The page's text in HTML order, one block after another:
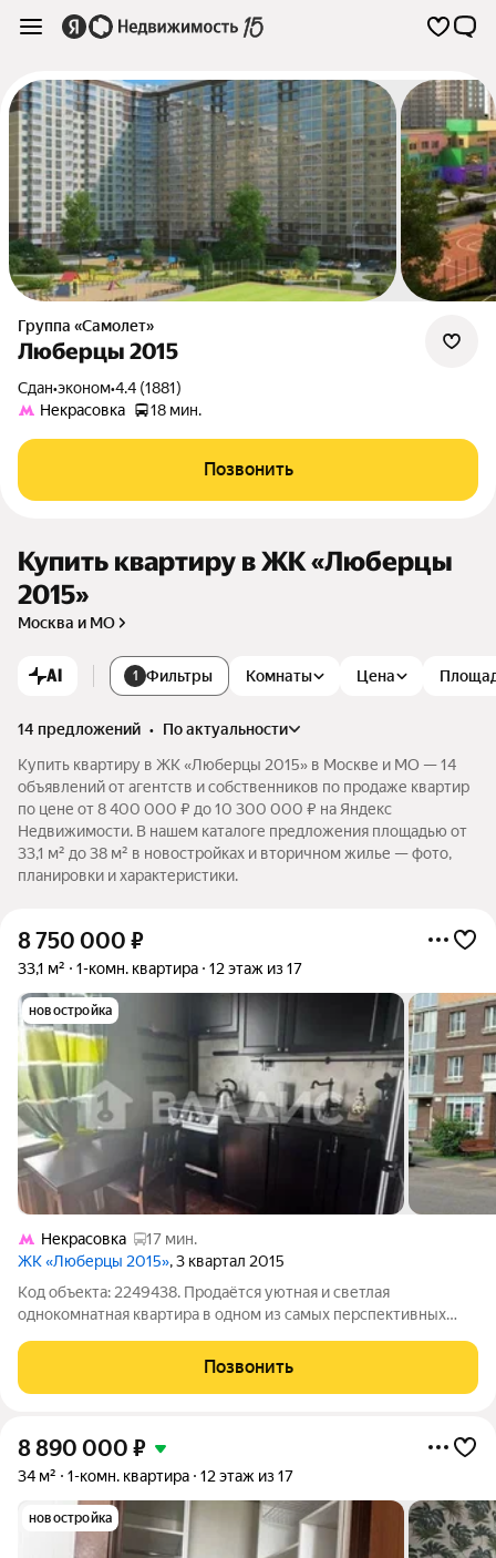
Группа «Самолет»
Люберцы 2015
Сдан•эконом•4.4 (1881)
Некрасовка
18 мин.
Позвонить
Купить квартиру в ЖК «Люберцы
2015»
Москва и МО
AI 1 Фильтры Комнаты Цена
14 предложений •
по актуальности
Купить квартиру в ЖК «Люберцы 2015» в Москве и МО — 14
объявлений от агентств и собственников по продаже квартир
по цене от 8 400 000 ₽ до 10 300 000 ₽ на Яндекс
Недвижимости. В нашем каталоге предложения площадью от
33,1 м² до 38 м² в новостройках и вторичном жилье — фото,
планировки и характеристики.
8 750 000 ₽
33,1 м² 1-комн. квартира 12 этаж из 17
новостройка
Некрасовка
17 мин.
ЖК «Люберцы 2015», 3 квартал 2015
Код объекта: 2249438. Продаётся уютная и светлая
однокомнатная квартира в одном из самых перспективных
этаже 17-этажного монолитного дома, построенного в 2015
году. Здесь вас порадует
Позвонить
8 890 000 ₽
34 м² 1-комн. квартира 12 этаж из 17
новостройка